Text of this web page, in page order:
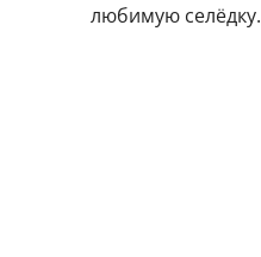
любимую селёдку.